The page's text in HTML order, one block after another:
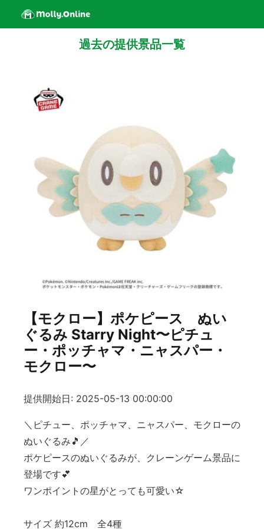
過去の提供景品一覧
【モクロー】ポケピース ぬい
ぐるみ Starry Night〜ピチュ
ー・ポッチャマ・ニャスパー・
モクロー〜
提供開始日: 2025-05-13 00:00:00
＼ピチュー、ポッチャマ、ニャスパー、モクローの
ぬいぐるみ🎵／
ポケピースのぬいぐるみが、クレーンゲーム景品に
登場です💕
ワンポイントの星がとっても可愛い☆
サイズ 約12cm 全4種